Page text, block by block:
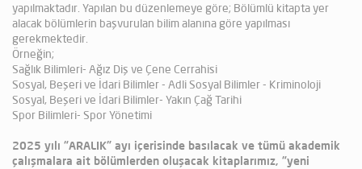
yapılmaktadır. Yapılan bu düzenlemeye göre; Bölümlü kitapta yer
alacak bölümlerin başvurulan bilim alanına göre yapılması
gerekmektedir.
Örneğin;
Sağlık Bilimleri- Ağız Diş ve Çene Cerrahisi
Sosyal, Beşeri ve İdari Bilimler - Adli Sosyal Bilimler - Kriminoloji
Sosyal, Beşeri ve İdari Bilimler- Yakın Çağ Tarihi
Spor Bilimleri- Spor Yönetimi
2025 yılı “ARALIK" ayı içerisinde basılacak ve tümü akademik
çalışmalara ait bölümlerden oluşacak kitaplarımız, “yeni